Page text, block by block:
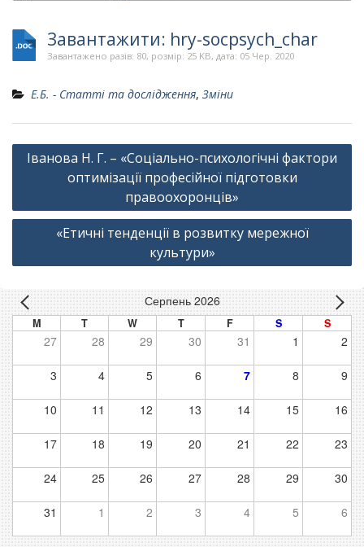
Завантажити: hry-socpsych_char
Завантажено разів: 80, розмір: 25 KB, дата: 05 Чер. 2020
Е.Б. - Статті та дослідження, Зміни
Навігація
записів
Іванова Н. Г. – «Соціально-психологічні фактори
оптимізації професійної підготовки
правоохоронців»
«Етичні тенденції в розвитку мережної
культури»
Серпень 2026
M T W T F S S
27 28 29 30 31 1 2
3 4 5 6 7 8 9
10 11 12 13 14 15 16
17 18 19 20 21 22 23
24 25 26 27 28 29 30
31 1 2 3 4 5 6